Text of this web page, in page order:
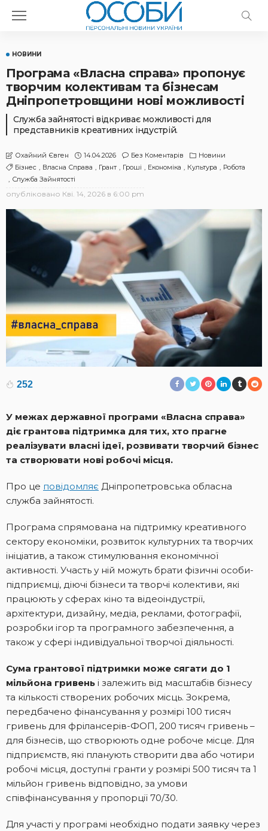
НОВИНИ
Програма «Власна справа» пропонує
творчим колективам та бізнесам
Дніпропетровщини нові можливості
Служба зайнятості відкриває можливості для
представників креативних індустрій.
Охайний Євген 14.04.2026 Без Коментарів
Новини
Бізнес
Власна Справа Грант Гроші Економіка Культура
Робота
Служба Зайнятості
опубліковано Кві. 14, 2026 в 6:00 pm
252
У межах державної програми «Власна справа»
діє грантова підтримка для тих, хто прагне
реалізувати власні ідеї, розвивати творчий бізнес
та створювати нові робочі місця.
Про це повідомляє Дніпропетровська обласна
служба зайнятості.
Програма спрямована на підтримку креативного
сектору економіки, розвиток культурних та творчих
ініціатив, а також стимулювання економічної
активності. Участь у ній можуть брати фізичні особи-
підприємці, діючі бізнеси та творчі колективи, які
працюють у сферах кіно та відеоіндустрії,
архітектури, дизайну, медіа, реклами, фотографії,
розробки ігор та програмного забезпечення, а
також у сфері індивідуальної творчої діяльності.
Сума грантової підтримки може сягати до 1
мільйона гривень і залежить від масштабів бізнесу
та кількості створених робочих місць. Зокрема,
передбачено фінансування у розмірі 100 тисяч
гривень для фрілансерів-ФОП, 200 тисяч гривень –
для бізнесів, що створюють одне робоче місце. Для
підприємств, які планують створити два або чотири
робочі місця, доступні гранти у розмірі 500 тисяч та 1
мільйон гривень відповідно, за умови
співфінансування у пропорції 70/30.
Для участі у програмі необхідно подати заявку через